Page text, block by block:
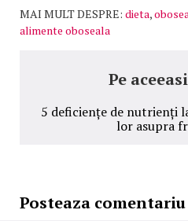
MAI MULT DESPRE: dieta,
alimente oboseala
Pe
5 deficiențe de nutrienți
lor asupra
Posteaza comentariu